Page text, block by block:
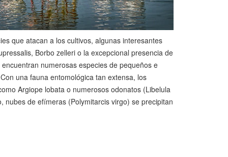
que atacan a los cultivos, algunas interesantes
Borbo zelleri o la excepcional presencia de
numerosas especies de pequeños e
una fauna entomológica tan extensa, los
Argiope lobata o numerosos odonatos (Libelula
de efímeras (Polymitarcis virgo) se precipitan